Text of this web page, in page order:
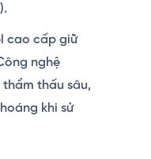
cao cấp giữ
nghệ
thấu sâu,
khi sử